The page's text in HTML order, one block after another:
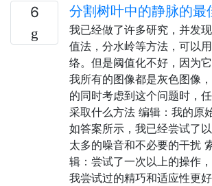
6 分割树叶中的静脉的最
我已经做了许多研究，并发
值法，分水岭等方法，可以
络。但是阈值化不好，因为
我所有的图像都是灰色图像
的同时考虑到这个问题时，
采取什么方法 编辑：我的原
如答案所示，我已经尝试了
太多的噪音和不必要的干扰
辑：尝试了一次以上的操作
我尝试过的精巧和适应性更